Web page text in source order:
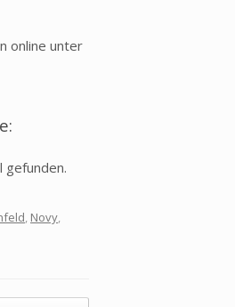
online unter
gefunden.
, Novy,